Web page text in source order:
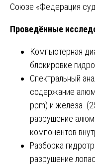
Союзе «Федерация
Проведённые
Компьютерная
блокировке
Спектральный
содержание
ppm) и железа
разрушение
компонентов
Разборка
разрушение